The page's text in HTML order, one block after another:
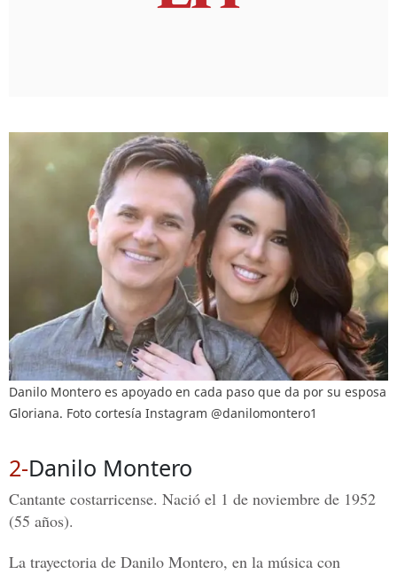
Danilo Montero es apoyado en cada paso que da por su esposa
Gloriana. Foto cortesía Instagram @danilomontero1
2-Danilo Montero
Cantante costarricense. Nació el 1 de noviembre de 1952
(55 años).
La trayectoria de Danilo Montero, en la música con